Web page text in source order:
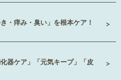
・痒み・臭い」を根本ケア！
器ケア」「元気キープ」「皮